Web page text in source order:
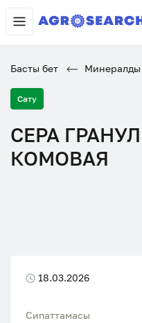
Басты бет
Сату
СЕРА
КОМОВАЯ
18.03.2026
Сипаттамасы